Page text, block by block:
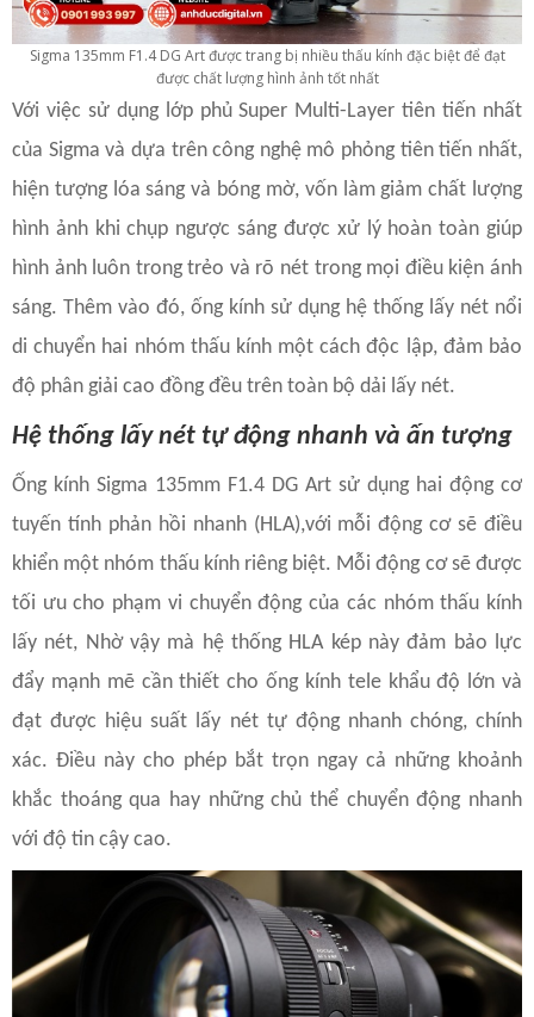
Sigma 135mm F1.4 DG Art được trang bị nhiều thấu kính đặc biệt để đạt
được chất lượng hình ảnh tốt nhất
Với việc sử dụng lớp phủ Super Multi-Layer tiên tiến nhất
của Sigma và dựa trên công nghệ mô phỏng tiên tiến nhất,
hiện tượng lóa sáng và bóng mờ, vốn làm giảm chất lượng
hình ảnh khi chụp ngược sáng được xử lý hoàn toàn giúp
hình ảnh luôn trong trẻo và rõ nét trong mọi điều kiện ánh
sáng. Thêm vào đó, ống kính sử dụng hệ thống lấy nét nổi
di chuyển hai nhóm thấu kính một cách độc lập, đảm bảo
độ phân giải cao đồng đều trên toàn bộ dải lấy nét.
Hệ thống lấy nét tự động nhanh và ấn tượng
Ống kính Sigma 135mm F1.4 DG Art sử dụng hai động cơ
tuyến tính phản hồi nhanh (HLA),với mỗi động cơ sẽ điều
khiển một nhóm thấu kính riêng biệt. Mỗi động cơ sẽ được
tối ưu cho phạm vi chuyển động của các nhóm thấu kính
lấy nét, Nhờ vậy mà hệ thống HLA kép này đảm bảo lực
đẩy mạnh mẽ cần thiết cho ống kính tele khẩu độ lớn và
đạt được hiệu suất lấy nét tự động nhanh chóng, chính
xác. Điều này cho phép bắt trọn ngay cả những khoảnh
khắc thoáng qua hay những chủ thể chuyển động nhanh
với độ tin cậy cao.